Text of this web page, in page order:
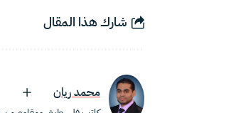
شارك هذا المقال
محمد ريان